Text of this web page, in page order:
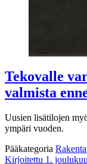
Tekovalle
valmista
Uusien lisätilojen
ympäri vuoden.
Pääkategoria
Kirjoitettu 1.